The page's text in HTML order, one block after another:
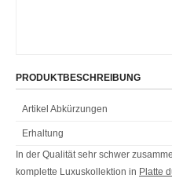
PRODUKTBESCHREIBUNG
Artikel Abkürzungen
Erhaltung
In der Qualität sehr schwer
komplette Luxuskollektion in Platte